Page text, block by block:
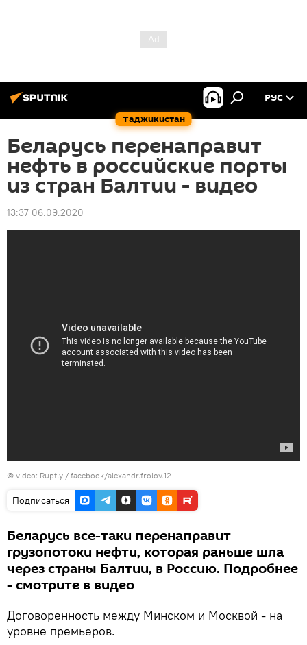
Таджикистан
РУС
Беларусь перенаправит
нефть в российские порты
из стран Балтии - видео
13:37 06.09.2020
© video: Ruptly / facebook/alexandr.frolov.12
Подписаться
Беларусь все-таки перенаправит
грузопотоки нефти, которая раньше шла
через страны Балтии, в Россию. Подробнее
- смотрите в видео
Договоренность между Минском и Москвой - на
уровне премьеров.